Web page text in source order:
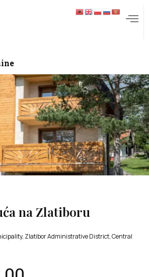
na Zlatiboru
Zlatibor Administrative District, Central